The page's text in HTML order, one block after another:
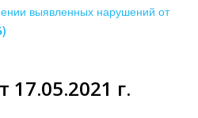
выявленных нарушений от
17.05.2021 г.